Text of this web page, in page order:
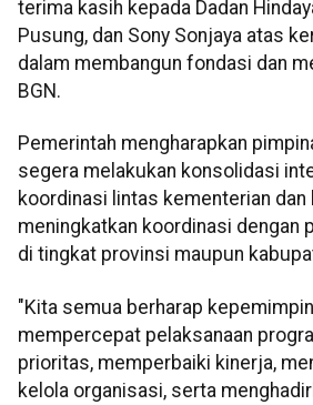
terima kasih kepada Dadan
Pusung, dan Sony Sonjaya atas
dalam membangun fondasi dan
BGN.
Pemerintah mengharapkan
segera melakukan konsolidasi
koordinasi lintas kementerian
meningkatkan koordinasi dengan
di tingkat provinsi maupun
"Kita semua berharap
mempercepat pelaksanaan
prioritas, memperbaiki kinerja,
kelola organisasi, serta